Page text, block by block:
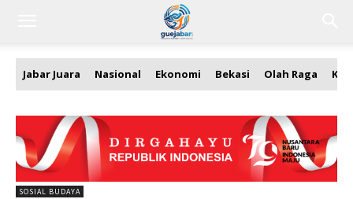
Jabar Juara Nasional Ekonomi Bekasi Olah Raga
SOSIAL BUDAYA